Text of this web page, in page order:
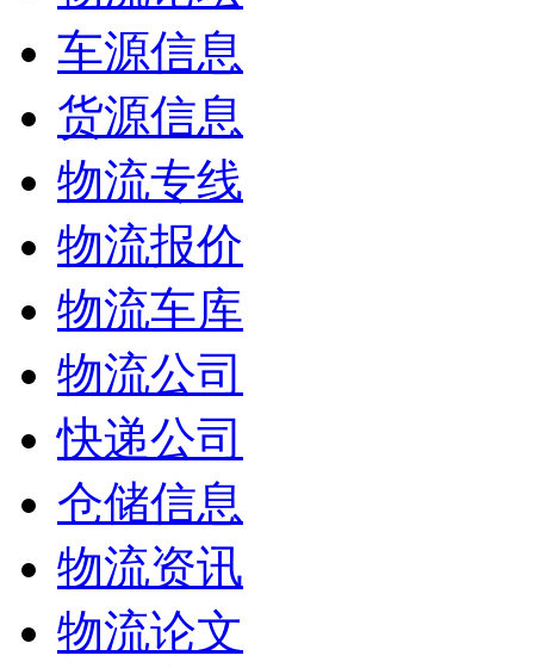
车源信息
货源信息
物流专线
物流报价
物流车库
物流公司
快递公司
仓储信息
物流资讯
物流论文